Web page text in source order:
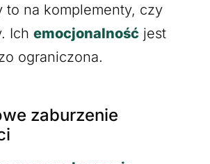
to na komplementy, czy
Ich emocjonalność jest
ograniczona.
zaburzenie